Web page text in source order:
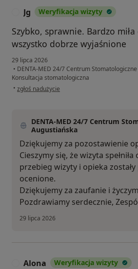
Jg Weryfikacja wizyty
Szybko, sprawnie. Bardzo miła
wszystko dobrze wyjaśnione
29 lipca 2026
• DENTA-MED 24/7 Centrum
Konsultacja stomatologiczna
• w opinii użytkownika Jg
zgłoś nadużycie
DENTA-MED 24/7 Centrum
Augustiańska
Dziękujemy za pozostawienie
Cieszymy się, że wizyta
przebieg wizyty i opieka
ocenione.
Dziękujemy za zaufanie i
Pozdrawiamy serdecznie,
29 lipca 2026
Alona Weryfikacja wizyty